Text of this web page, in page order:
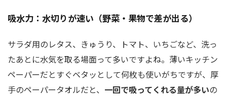
吸水力：水切りが速い（野菜・果物で差が出る）
サラダ用のレタス、きゅうり、トマト、いちごなど、洗っ
たあとに水気を取る場面って多いですよね。薄いキッチン
ペーパーだとすぐベタッとして何枚も使いがちですが、厚
手のペーパータオルだと、 一回で吸ってくれる量が多いの